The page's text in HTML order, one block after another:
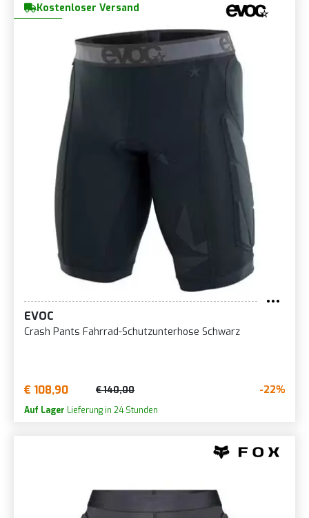
Kostenloser Versand
EVOC
Crash Pants Fahrrad-Schutzunterhose Schwarz
€ 108,90 € 140,00 -22%
Auf Lager Lieferung in 24 Stunden